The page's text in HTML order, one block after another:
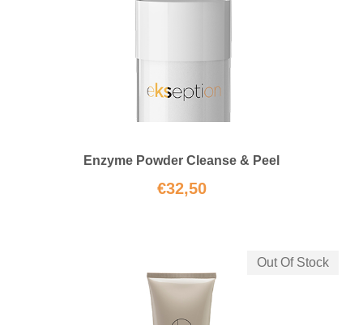
Enzyme Powder Cleanse & Peel
€32,50
Out Of Stock